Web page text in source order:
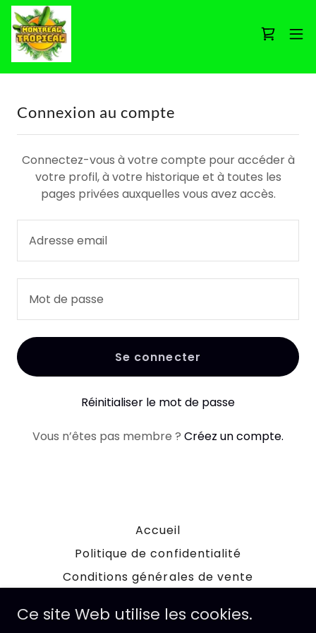
Connexion au compte
Connectez-vous à votre compte pour accéder à
votre profil, à votre historique et à toutes les
pages privées auxquelles vous avez accès.
Se connecter
Réinitialiser le mot de passe
Vous n’êtes pas membre ? Créez un compte.
Accueil
Politique de confidentialité
Conditions générales de vente
Ce site Web utilise les cookies.